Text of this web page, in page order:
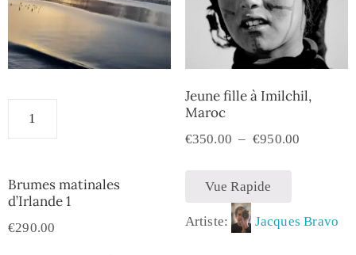
Brumes matinales
d’Irlande 1
€290.00
Jeune fille à Imilchil,
Maroc
€350.00 – €950.00
Vue Rapide
Artiste: Jacques Bravo